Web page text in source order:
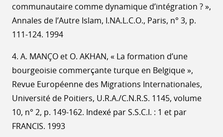
communautaire comme dynamique d’intégration ? »,
Annales de l’Autre Islam, I.NA.L.C.O., Paris, n° 3, p.
111-124. 1994
4. A. MANÇO et O. AKHAN, « La formation d’une
bourgeoisie commerçante turque en Belgique »,
Revue Européenne des Migrations Internationales,
Université de Poitiers, U.R.A./C.N.R.S. 1145, volume
10, n° 2, p. 149-162. Indexé par S.S.C.I. : 1 et par
FRANCIS. 1993